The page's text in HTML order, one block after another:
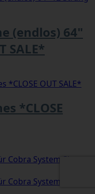
(endlos) 64"
SALE*
*CLOSE